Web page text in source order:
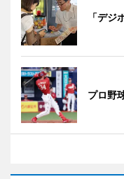
「デジ
プロ野